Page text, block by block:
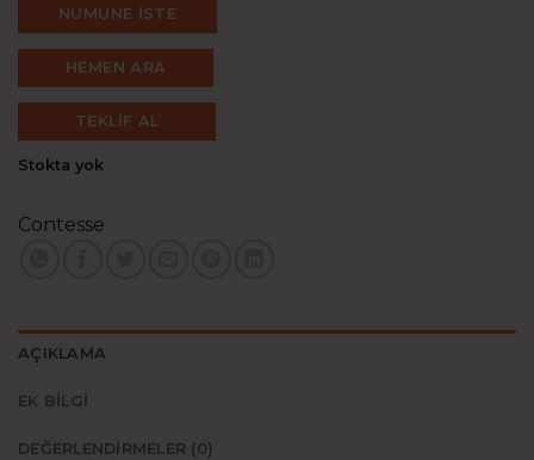
NUMUNE İSTE
HEMEN ARA
TEKLİF AL
Stokta yok
Contesse
AÇIKLAMA
EK BILGI
DEĞERLENDIRMELER (0)